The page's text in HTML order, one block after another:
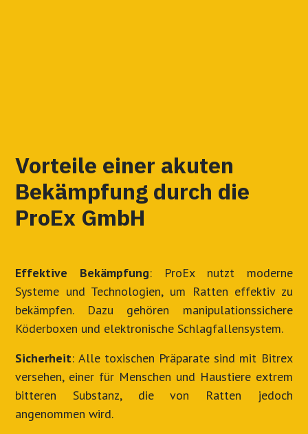
Vorteile einer akuten
Bekämpfung durch die
ProEx GmbH
Effektive Bekämpfung: ProEx nutzt moderne
Systeme und Technologien, um Ratten effektiv zu
bekämpfen. Dazu gehören manipulationssichere
Köderboxen und elektronische Schlagfallensystem.
Sicherheit: Alle toxischen Präparate sind mit Bitrex
versehen, einer für Menschen und Haustiere extrem
bitteren Substanz, die von Ratten jedoch
angenommen wird.